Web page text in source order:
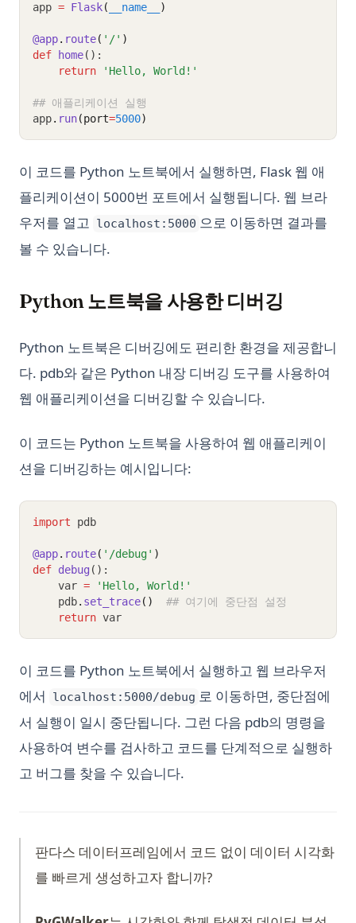
app = Flask( __name__ )
@app. route( '/' )
def
home():
return
'Hello, World!'
## 애플리케이션 실행
app. run(port=5000)
이 코드를 Python 노트북에서 실행하면, Flask 웹 애
플리케이션이 5000번 포트에서 실행됩니다. 웹 브라
우저를 열고 localhost:5000 으로 이동하면 결과를
볼 수 있습니다.
Python 노트북을 사용한 디버깅
Python 노트북은 디버깅에도 편리한 환경을 제공합니
다. pdb와 같은 Python 내장 디버깅 도구를 사용하여
웹 애플리케이션을 디버깅할 수 있습니다.
이 코드는 Python 노트북을 사용하여 웹 애플리케이
션을 디버깅하는 예시입니다:
import pdb
@app. route( '/debug' )
def debug ():
    var
=
'Hello, World!'
    pdb
. set_trace()
## 여기에 중단점 설정
return var
이 코드를 Python 노트북에서 실행하고 웹 브라우저
에서
localhost:5000/debug 로 이동하면, 중단점에
서 실행이 일시 중단됩니다. 그런 다음 pdb의 명령을
사용하여 변수를 검사하고 코드를 단계적으로 실행하
고 버그를 찾을 수 있습니다.
판다스 데이터프레임에서 코드 없이 데이터 시각화
를 빠르게 생성하고자 합니까?